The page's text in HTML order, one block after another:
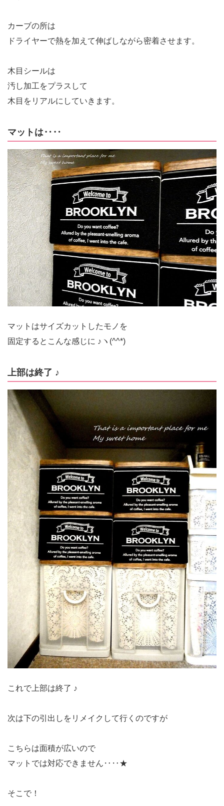
カーブの所は
ドライヤーで熱を加えて伸ばしながら密着させます。
木目シールは
汚し加工をプラスして
木目をリアルにしていきます。
マットは‥‥
マットはサイズカットしたモノを
固定するとこんな感じに ♪ヽ(^^*)
上部は終了 ♪
これで上部は終了 ♪
次は下の引出しをリメイクして行くのですが
こちらは面積が広いので
マットでは対応できません‥‥★
そこで！